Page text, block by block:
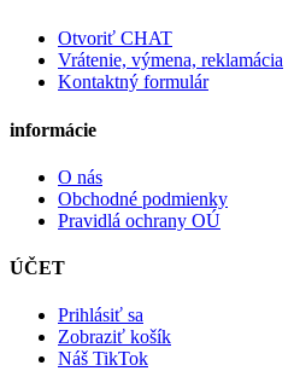
Otvoriť CHAT
Vrátenie, výmena, reklamácia
Kontaktný formulár
informácie
O nás
Obchodné podmienky
Pravidlá ochrany OÚ
ÚČET
Prihlásiť sa
Zobraziť košík
Náš TikTok